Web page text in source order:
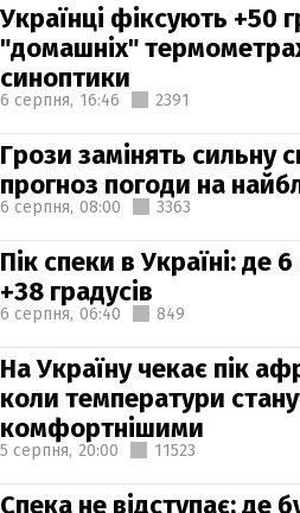
Українці фіксують +50
"домашніх"
синоптики
6 серпня, 16:46 2391
Грози замінять сильну
прогноз погоди на
6 серпня, 08:00 3363
Пік спеки в Україні: де
+38 градусів
6 серпня, 06:40 849
На Україну чекає пік
коли температури
комфортнішими
5 серпня, 20:00 11523
Спека не відступає: де